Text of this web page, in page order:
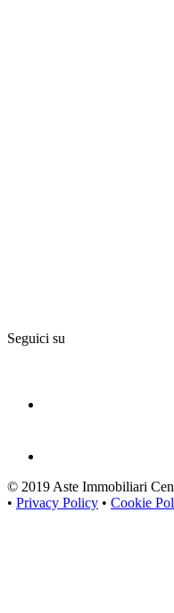
Seguici su
© 2019 Aste Immobiliari
• Privacy Policy • Cookie